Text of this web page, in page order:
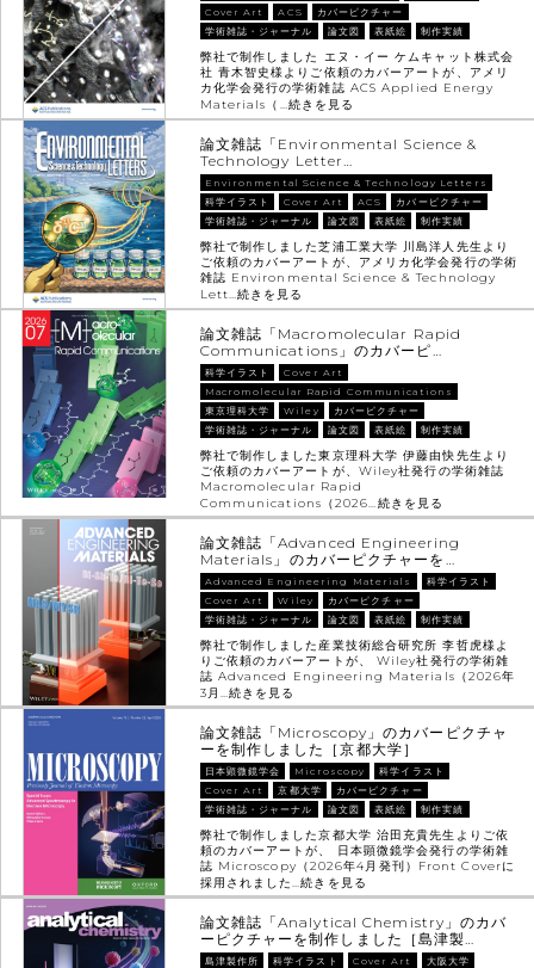
Cover Art
ACS
カバーピクチャー
学術雑誌・ジャーナル
論文図 表紙絵 制作実績
弊社で制作しました エヌ・イー ケムキャット株式会
社 青木智史様よりご依頼のカバーアートが、アメリ
カ化学会発行の学術雑誌 ACS Applied Energy
Materials（…続きを見る
論文雑誌「Environmental Science &
Technology Letter…
Environmental Science & Technology Letters
科学イラスト
Cover Art ACS
カバーピクチャー
学術雑誌・ジャーナル
論文図 表紙絵 制作実績
弊社で制作しました芝浦工業大学 川島洋人先生より
ご依頼のカバーアートが、アメリカ化学会発行の学術
雑誌 Environmental Science & Technology
Lett…続きを見る
論文雑誌「Macromolecular Rapid
Communications」のカバーピ…
科学イラスト
Cover Art
Macromolecular Rapid Communications
東京理科大学
Wiley
カバーピクチャー
学術雑誌・ジャーナル
論文図 表紙絵 制作実績
弊社で制作しました東京理科大学 伊藤由快先生より
ご依頼のカバーアートが、Wiley社発行の学術雑誌
Macromolecular Rapid
Communications（2026…続きを見る
論文雑誌「Advanced Engineering
Materials」のカバーピクチャーを…
Advanced Engineering Materials
科学イラスト
Cover Art
Wiley
カバーピクチャー
学術雑誌・ジャーナル
論文図 表紙絵 制作実績
弊社で制作しました産業技術総合研究所 李哲虎様よ
りご依頼のカバーアートが、 Wiley社発行の学術雑
誌 Advanced Engineering Materials（2026年
3月…続きを見る
論文雑誌「Microscopy」のカバーピクチャ
ーを制作しました［京都大学］
日本顕微鏡学会 Microscopy
科学イラスト
Cover Art
京都大学
カバーピクチャー
学術雑誌・ジャーナル
論文図 表紙絵 制作実績
弊社で制作しました京都大学 治田充貴先生よりご依
頼のカバーアートが、 日本顕微鏡学会発行の学術雑
誌 Microscopy（2026年4月発刊）Front Coverに
採用されました…続きを見る
論文雑誌「Analytical Chemistry」のカバ
ーピクチャーを制作しました［島津製…
島津製作所 科学イラスト Cover Art
大阪大学